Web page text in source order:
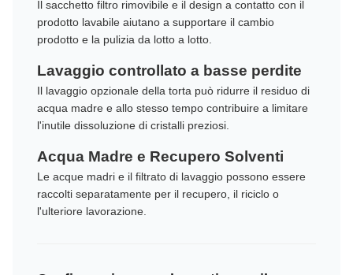
Il sacchetto filtro rimovibile e il design a contatto con il
prodotto lavabile aiutano a supportare il cambio
prodotto e la pulizia da lotto a lotto.
Lavaggio controllato a basse perdite
Il lavaggio opzionale della torta può ridurre il residuo di
acqua madre e allo stesso tempo contribuire a limitare
l'inutile dissoluzione di cristalli preziosi.
Acqua Madre e Recupero Solventi
Le acque madri e il filtrato di lavaggio possono essere
raccolti separatamente per il recupero, il riciclo o
l'ulteriore lavorazione.